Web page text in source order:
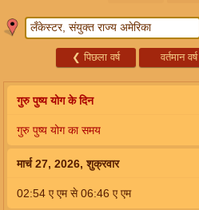
❮ पिछला वर्ष वर्तमान वर्ष
गुरु पुष्य योग के दिन
गुरु पुष्य योग का समय
मार्च 27, 2026, शुक्रवार
02:54 ए एम से06:46 ए एम